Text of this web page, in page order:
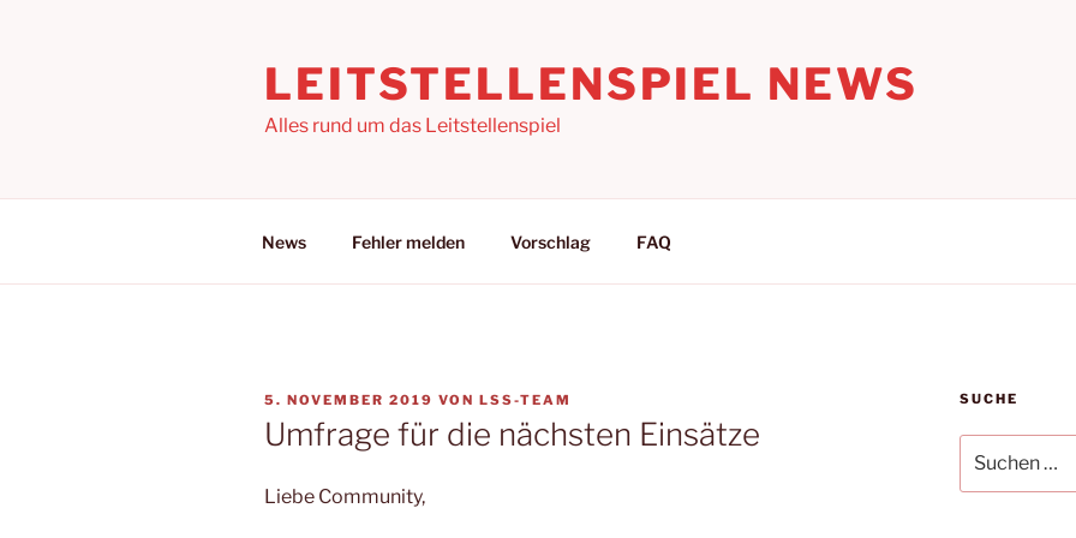
LEITSTELLENSPIEL NEWS
Alles rund um das Leitstellenspiel
News Fehler melden Vorschlag FAQ
VERÖFFENTLICHT
AM
5. NOVEMBER 2019 VON LSS-TEAM
Umfrage für die nächsten Einsätze
Liebe Community,
SUCHE
nach: